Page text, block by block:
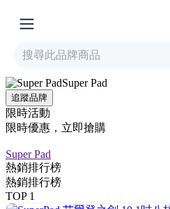
Super Pad
追蹤品牌
限時活動
限時優惠，立即搶購
Super Pad
熱銷排行榜
熱銷排行榜
TOP 1